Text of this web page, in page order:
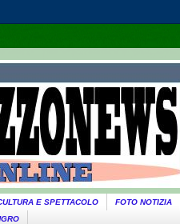
E SPETTACOLO FOTO NOTIZIA